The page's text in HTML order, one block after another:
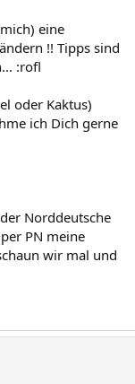
eine
!! Tipps sind
:rofl
oder Kaktus)
ich Dich gerne
Norddeutsche
PN meine
wir mal und